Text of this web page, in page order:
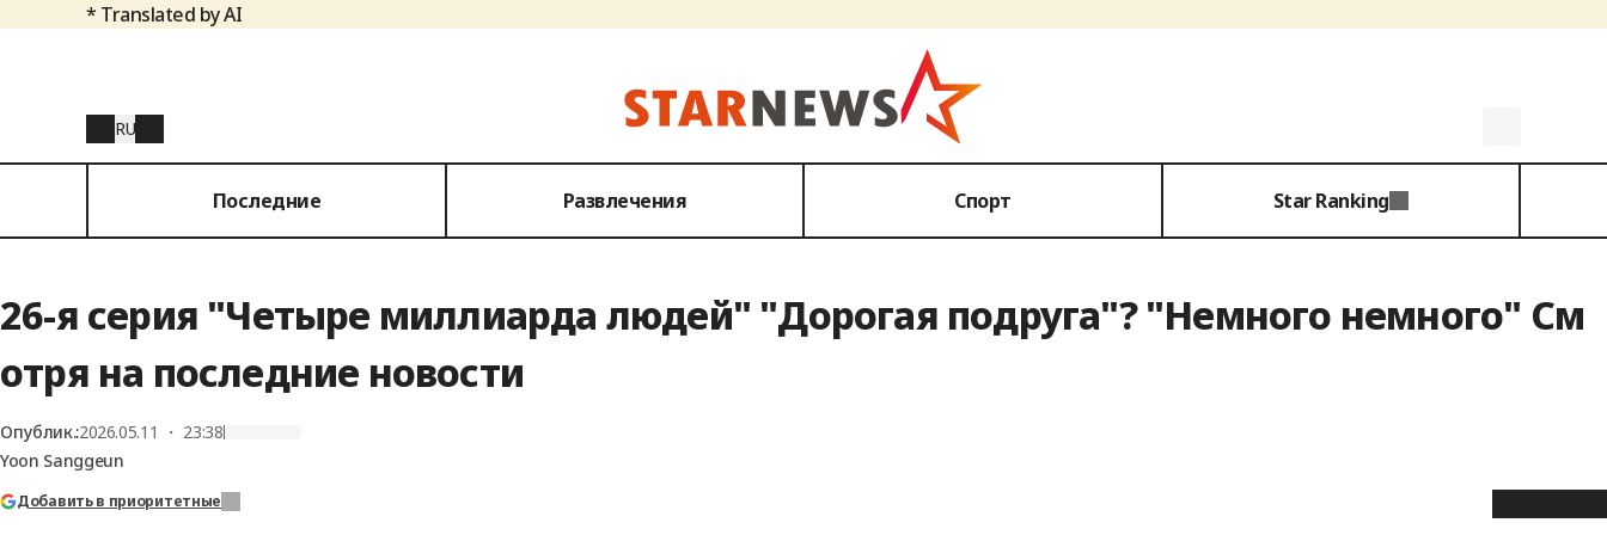
* Translated by AI
RU
Последние Развлечения Спорт Star Ranking
26-я серия "Четыре миллиарда людей" "Дорогая подруга"? "Немного немного" См
отря на последние новости
Опублик.:2026.05.11 ・ 23:38
Yoon Sanggeun
Добавить в приоритетные